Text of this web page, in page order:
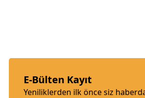
E-Bülten Kayıt
Yeniliklerden ilk önce siz